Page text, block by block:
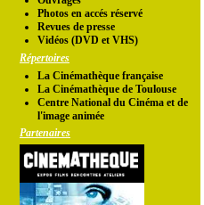
Photos en accés réservé
Revues de presse
Vidéos (DVD et VHS)
Répertoires
La Cinémathèque française
La Cinémathèque de Toulouse
Centre National du Cinéma et de
l'image animée
Partenaires